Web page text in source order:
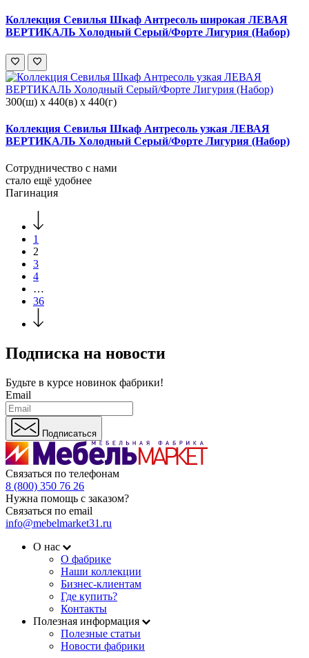
Коллекция Севилья Шкаф Антресоль широкая ЛЕВАЯ
ВЕРТИКАЛЬ Холодный Серый/Форте Лигурия (Набор)
300(ш) x 440(в) x 440(г)
Коллекция Севилья Шкаф Антресоль узкая ЛЕВАЯ
ВЕРТИКАЛЬ Холодный Серый/Форте Лигурия (Набор)
Сотрудничество с нами
стало ещё удобнее
Пагинация
1
2
3
4
…
36
Подписка на новости
Будьте в курсе новинок фабрики!
Email
Подписаться
Связаться по телефонам
8 (800) 350 76 26
Нужна помощь с заказом?
Связаться по email
info@mebelmarket31.ru
О нас
О фабрике
Наши коллекции
Бизнес-клиентам
Где купить?
Контакты
Полезная информация
Полезные статьи
Новости фабрики